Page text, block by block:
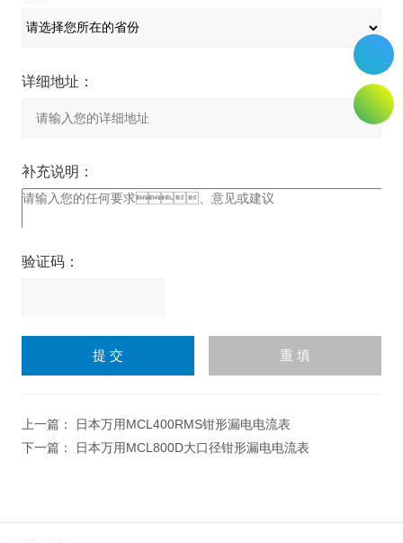
详细地址：
补充说明：
验证码：
上一篇：
日本万用MCL400RMS钳形漏电电流表
下一篇：
日本万用MCL800D大口径钳形漏电电流表